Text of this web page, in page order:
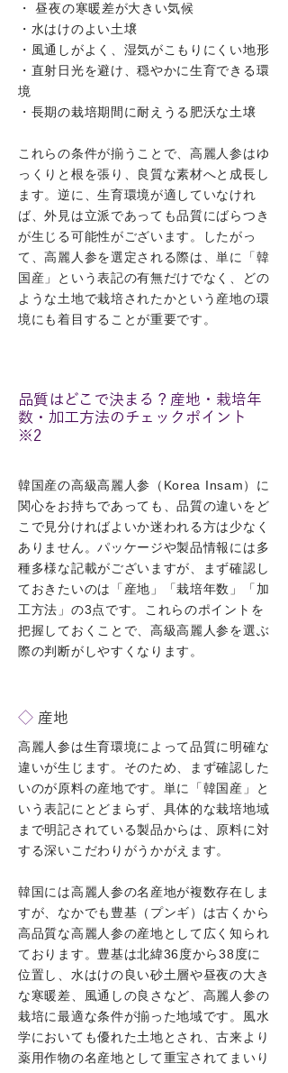
・ 昼夜の寒暖差が大きい気候
・水はけのよい土壌
・風通しがよく、湿気がこもりにくい地形
・直射日光を避け、穏やかに生育できる環
境
・長期の栽培期間に耐えうる肥沃な土壌
​これらの条件が揃うことで、高麗人参はゆ
っくりと根を張り、良質な素材へと成長し
ます。逆に、生育環境が適していなけれ
ば、外見は立派であっても品質にばらつき
が生じる可能性がございます。したがっ
て、高麗人参を選定される際は、単に「韓
国産」という表記の有無だけでなく、どの
ような土地で栽培されたかという産地の環
境にも着目することが重要です。
品質はどこで決まる？産地・栽培年
数・加工方法のチェックポイント
※2
韓国産の高級高麗人参（Korea Insam）に
関心をお持ちであっても、品質の違いをど
こで見分ければよいか迷われる方は少なく
ありません。パッケージや製品情報には多
種多様な記載がございますが、まず確認し
ておきたいのは「産地」「栽培年数」「加
工方法」の3点です。これらのポイントを
把握しておくことで、高級高麗人参を選ぶ
際の判断がしやすくなります。
◇ 産地
高麗人参は生育環境によって品質に明確な
違いが生じます。そのため、まず確認した
いのが原料の産地です。単に「韓国産」と
いう表記にとどまらず、具体的な栽培地域
まで明記されている製品からは、原料に対
する深いこだわりがうかがえます。
韓国には高麗人参の名産地が複数存在しま
すが、なかでも豊基（プンギ）は古くから
高品質な高麗人参の産地として広く知られ
ております。豊基は北緯36度から38度に
位置し、水はけの良い砂土層や昼夜の大き
な寒暖差、風通しの良さなど、高麗人参の
栽培に最適な条件が揃った地域です。風水
学においても優れた土地とされ、古来より
薬用作物の名産地として重宝されてまいり